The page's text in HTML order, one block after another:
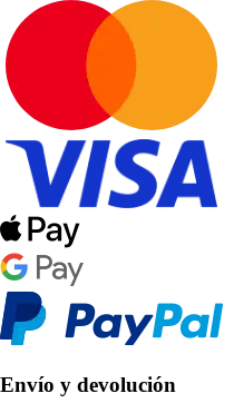
Envío y devolución